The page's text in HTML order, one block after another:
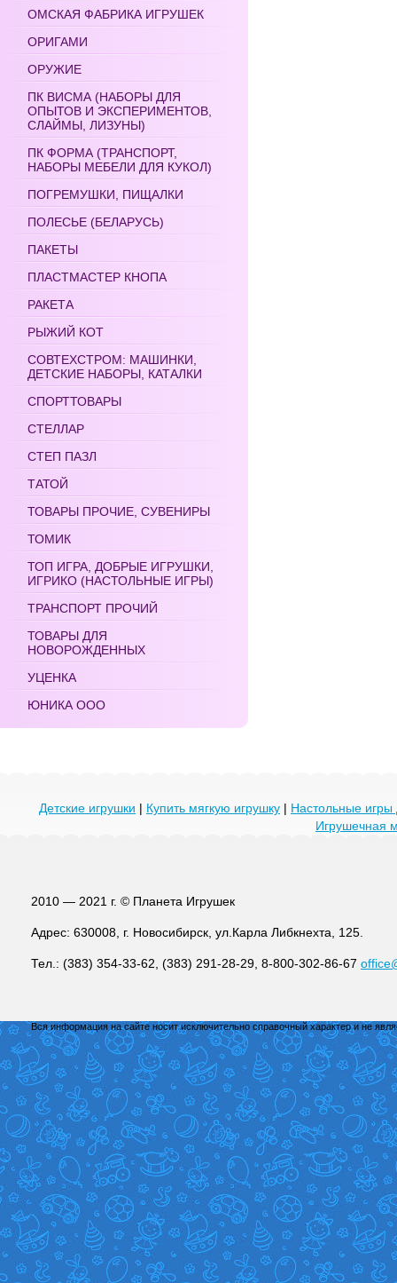
ОМСКАЯ ФАБРИКА ИГРУШЕК
ОРИГАМИ
ОРУЖИЕ
ПК ВИСМА (НАБОРЫ ДЛЯ
ОПЫТОВ И ЭКСПЕРИМЕНТОВ,
СЛАЙМЫ, ЛИЗУНЫ)
ПК ФОРМА (ТРАНСПОРТ,
НАБОРЫ МЕБЕЛИ ДЛЯ КУКОЛ)
ПОГРЕМУШКИ, ПИЩАЛКИ
ПОЛЕСЬЕ (БЕЛАРУСЬ)
ПАКЕТЫ
ПЛАСТМАСТЕР КНОПА
РАКЕТА
РЫЖИЙ КОТ
СОВТЕХСТРОМ: МАШИНКИ,
ДЕТСКИЕ НАБОРЫ, КАТАЛКИ
СПОРТТОВАРЫ
СТЕЛЛАР
СТЕП ПАЗЛ
ТАТОЙ
ТОВАРЫ ПРОЧИЕ, СУВЕНИРЫ
ТОМИК
ТОП ИГРА, ДОБРЫЕ ИГРУШКИ,
ИГРИКО (НАСТОЛЬНЫЕ ИГРЫ)
ТРАНСПОРТ ПРОЧИЙ
ТОВАРЫ ДЛЯ
НОВОРОЖДЕННЫХ
УЦЕНКА
ЮНИКА ООО
Детские игрушки | Купить мягкую игрушку | Настольные игры
Игрушечная
2010 — 2021 г. © Планета Игрушек
Адрес: 630008, г. Новосибирск, ул.Карла Либкнехта, 125.
Тел.: (383) 354-33-62, (383) 291-28-29, 8-800-302-86-67
Вся информация на сайте носит исключительно справочный характер и не